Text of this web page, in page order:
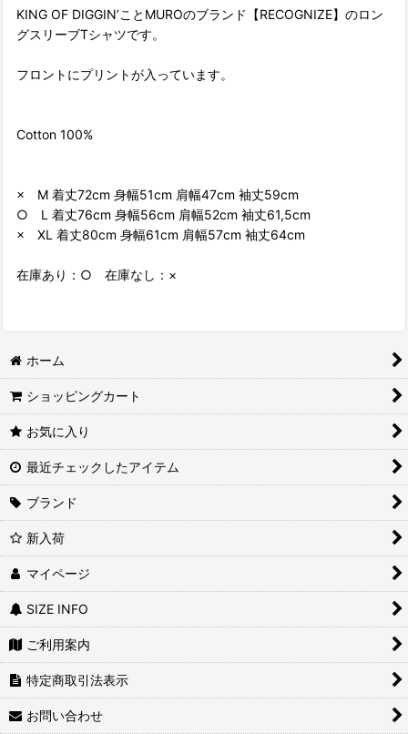
KING OF DIGGIN’ことMUROのブランド【RECOGNIZE】のロン
グスリーブTシャツです。
フロントにプリントが入っています。
Cotton 100%
× M 着丈72cm 身幅51cm 肩幅47cm 袖丈59cm
○ L 着丈76cm 身幅56cm 肩幅52cm 袖丈61,5cm
× XL 着丈80cm 身幅61cm 肩幅57cm 袖丈64cm
在庫あり：○ 在庫なし：×
ホーム
ショッピングカート
お気に入り
最近チェックしたアイテム
ブランド
新入荷
マイページ
SIZE INFO
ご利用案内
特定商取引法表示
お問い合わせ